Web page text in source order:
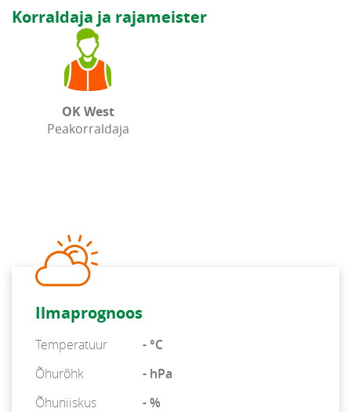
Korraldaja ja rajameister
OK West
Peakorraldaja
Ilmaprognoos
Temperatuur
- °C
Õhurõhk
- hPa
Õhuniiskus
- %